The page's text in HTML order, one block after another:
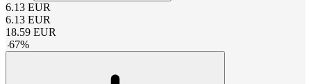
6.13 EUR
6.13 EUR
18.59 EUR
-67%